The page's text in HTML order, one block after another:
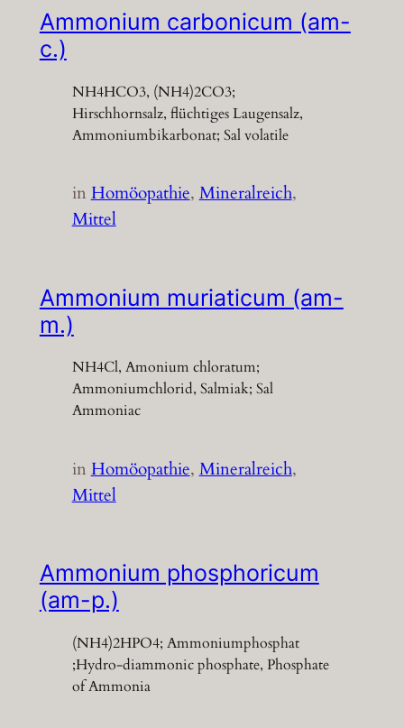
Ammonium carbonicum (am-
c.)
NH4HCO3, (NH4)2CO3;
Hirschhornsalz, flüchtiges Laugensalz,
Ammoniumbikarbonat; Sal volatile
inHomöopathie, Mineralreich
Mittel
Ammonium muriaticum (am-
m.)
NH4Cl, Amonium chloratum;
Ammoniumchlorid, Salmiak; Sal
Ammoniac
inHomöopathie, Mineralreich
Mittel
Ammonium phosphoricum
(am-p.)
(NH4)2HPO4; Ammoniumphosphat
;Hydro-diammonic phosphate, Phosphate
of Ammonia